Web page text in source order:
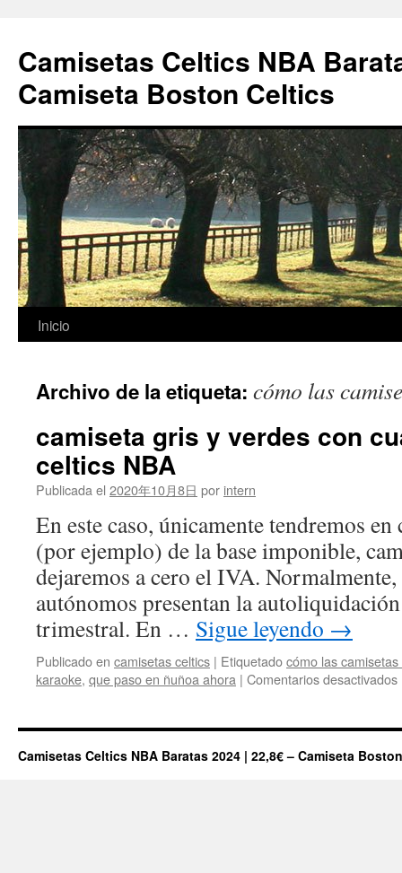
Camisetas Celtics NBA
Camiseta Boston Celtics
Saltar
contenido
Inicio
Archivo de la etiqueta: cómo las
camiseta gris y verdes con
celtics NBA
Publicada el 2020年10月8日 por intern
En este caso, únicamente tendremos
(por ejemplo) de la base imponible,
dejaremos a cero el IVA.
autónomos presentan la
trimestral. En … Sigue leyendo →
Publicado en camisetas celtics | Etiquetadocómo las
karaoke, que paso en ñuñoa ahora | Comentarios desactivados
y
Camisetas Celtics NBA Baratas 2024 | 22,8€ – Camiseta